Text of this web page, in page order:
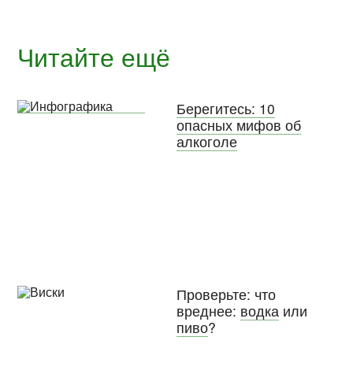
Читайте ещё
Берегитесь: 10
опасных мифов об
алкоголе
Проверьте: что
вреднее: водка или
пиво?